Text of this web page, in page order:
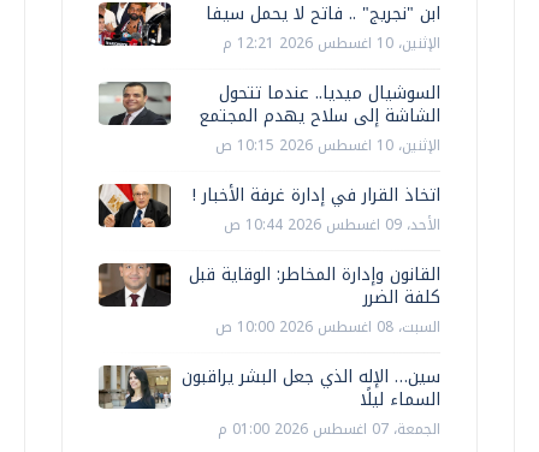
ابن "نجريج" .. فاتح لا يحمل سيفا
الإثنين، 10 اغسطس 2026 12:21 م
السوشيال ميديا.. عندما تتحول
الشاشة إلى سلاح يهدم المجتمع
الإثنين، 10 اغسطس 2026 10:15 ص
اتخاذ القرار في إدارة غرفة الأخبار !
الأحد، 09 اغسطس 2026 10:44 ص
القانون وإدارة المخاطر: الوقاية قبل
كلفة الضرر
السبت، 08 اغسطس 2026 10:00 ص
سين… الإله الذي جعل البشر يراقبون
السماء ليلًا
الجمعة، 07 اغسطس 2026 01:00 م